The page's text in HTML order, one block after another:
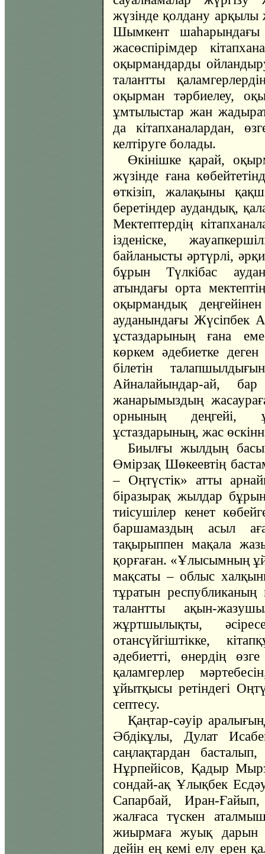
жүзінде қолдану
Шымкент шаһарындағы
жасөспірімдер
оқырмандарды
талантты
оқырман тәрбиелеу,
ұмтылыстар жан
да кітапханалардан,
келтіруге болады.
Өкінішке қарай,
жүзінде ғана
өткізіп, жалақыны
беретіндер аудандық,
Мектептердің
ізденіске,
байланысты әртүрлі,
бұрын Түлкібас
атындағы орта
оқырмандық
ауданындағы Жүсіпбек
ұстаздарының ғана
көркем әдебиетке
білетін
Айналайындар-ай,
жанарымыздың
орнының деңгейі,
ұстаздарының, жас
Биылғы жылдың
Өмірзақ Шөкеевтің
– Оңтүстік» атты
біразырақ жылдар
тиісушілер кенет
баршамаздың асыл
тақырыппен мақала
қорғаған. «Ұлысымның
мақсаты – облыс
тұратын
талантты ақын-
жұртшылықты,
отансүйгіштікке,
әдебиетті, өнердің
қаламгерлер
ұйытқысы ретіндегі
септесу.
Қаңтар-сәуір
Әбдікұлы, Дулат
саңлақтардан
Нұрпейісов, Қадыр
сондай-ақ Ұлықбек
Сапарбай, Иран-
жалғаса түскен
жиырмаға жуық дарын
дейін ең кемі елу ерен